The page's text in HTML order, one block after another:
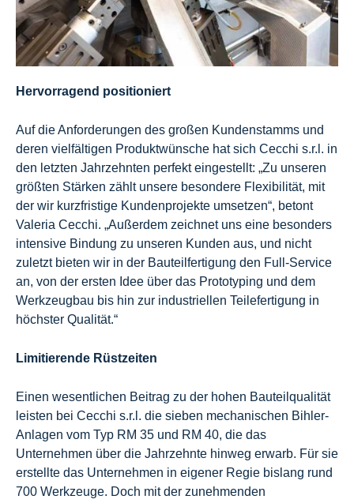
Hervorragend positioniert
Auf die Anforderungen des großen Kundenstamms und
deren vielfältigen Produktwünsche hat sich Cecchi s.r.l. in
den letzten Jahrzehnten perfekt eingestellt: „Zu unseren
größten Stärken zählt unsere besondere Flexibilität, mit
der wir kurzfristige Kundenprojekte umsetzen“, betont
Valeria Cecchi. „Außerdem zeichnet uns eine besonders
intensive Bindung zu unseren Kunden aus, und nicht
zuletzt bieten wir in der Bauteilfertigung den Full-Service
an, von der ersten Idee über das Prototyping und dem
Werkzeugbau bis hin zur industriellen Teilefertigung in
höchster Qualität.“
Limitierende Rüstzeiten
Einen wesentlichen Beitrag zu der hohen Bauteilqualität
leisten bei Cecchi s.r.l. die sieben mechanischen Bihler-
Anlagen vom Typ RM 35 und RM 40, die das
Unternehmen über die Jahrzehnte hinweg erwarb. Für sie
erstellte das Unternehmen in eigener Regie bislang rund
700 Werkzeuge. Doch mit der zunehmenden